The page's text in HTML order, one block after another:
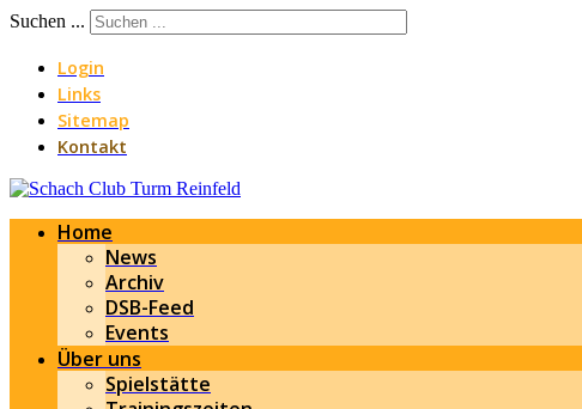
Suchen ...
Login
Links
Sitemap
Kontakt
Home
News
Archiv
DSB-Feed
Events
Über uns
Spielstätte